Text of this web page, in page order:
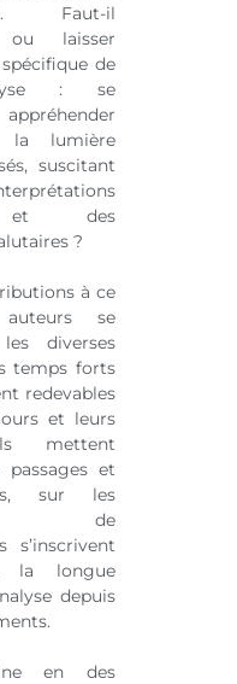
Faut-il
ou laisser
de
: se
lumière
suscitant
et des
?
à ce
se
diverses
temps forts
redevables
et leurs
mettent
passages et
sur les
de
s’inscrivent
la longue
depuis
en des